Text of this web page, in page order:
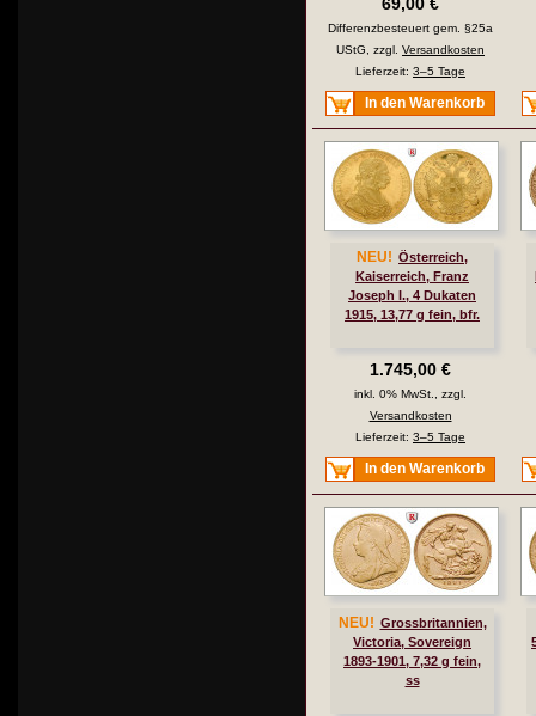
69,00 €
Differenzbesteuert gem. §25a
UStG, zzgl. Versandkosten
Lieferzeit: 3–5 Tage
In den Warenkorb
NEU! Österreich,
Kaiserreich, Franz
Joseph I., 4 Dukaten
1915, 13,77 g fein, bfr.
1.745,00 €
inkl. 0% MwSt., zzgl.
Versandkosten
Lieferzeit: 3–5 Tage
In den Warenkorb
NEU! Grossbritannien,
Victoria, Sovereign
1893-1901, 7,32 g fein,
ss